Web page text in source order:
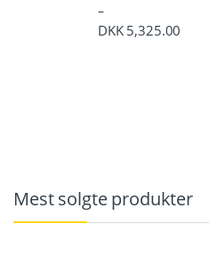
–
DKK5,325.00
Mest solgte produkter